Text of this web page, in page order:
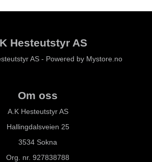
Hesteutstyr AS
AS - Powered by Mystore.no
Om oss
A.K Hesteutstyr AS
Hallingdalsveien 25
3534 Sokna
Org. nr. 927838788